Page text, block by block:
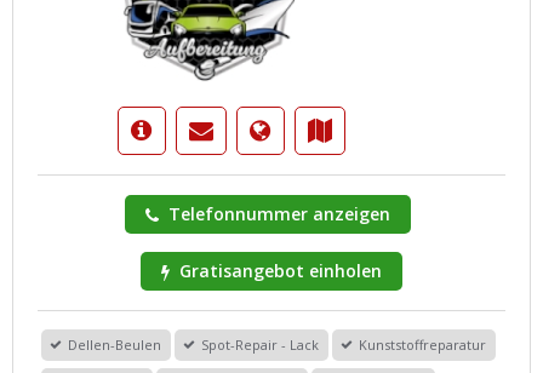
Telefonnummer anzeigen
Gratisangebot einholen
Dellen-Beulen Spot-Repair - Lack Kunststoffreparatur